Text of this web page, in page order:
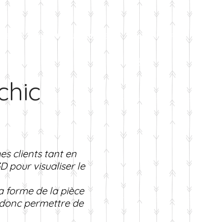
LES PARTENAIRES Blog S'abonner
clients tant en
pour visualiser le
forme de la pièce
permettre de